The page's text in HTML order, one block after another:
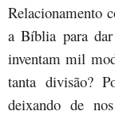
Relacionamento
a Bíblia para dar
inventam mil
tanta divisão?
deixando de